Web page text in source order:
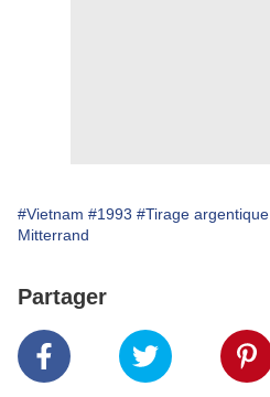
#Vietnam #1993 #Tirage argentique
Mitterrand
Partager